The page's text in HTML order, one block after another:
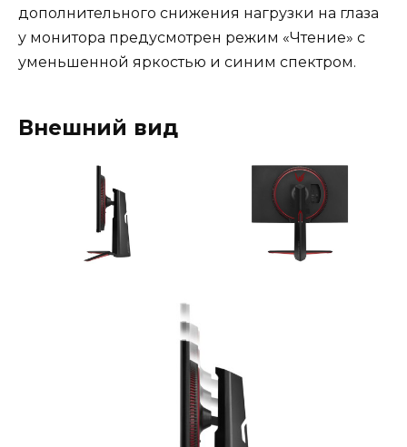
дополнительного снижения нагрузки на глаза
у монитора предусмотрен режим «Чтение» с
уменьшенной яркостью и синим спектром.
Внешний вид